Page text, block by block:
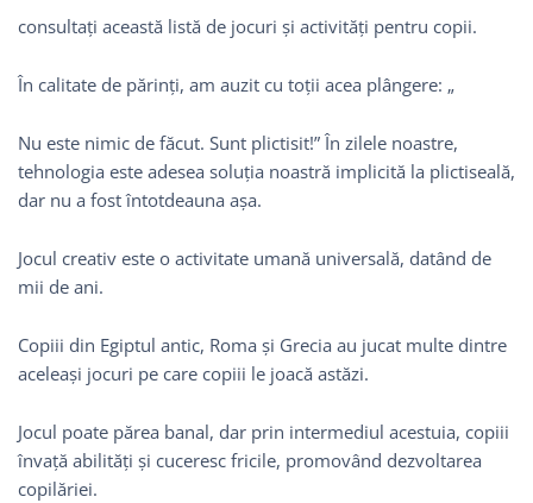
consultați această listă de jocuri și activități pentru copii.
În calitate de părinți, am auzit cu toții acea plângere: „
Nu este nimic de făcut. Sunt plictisit!” În zilele noastre,
tehnologia este adesea soluția noastră implicită la plictiseală,
dar nu a fost întotdeauna așa.
Jocul creativ este o activitate umană universală, datând de
mii de ani.
Copiii din Egiptul antic, Roma și Grecia au jucat multe dintre
aceleași jocuri pe care copiii le joacă astăzi.
Jocul poate părea banal, dar prin intermediul acestuia, copiii
învață abilități și cuceresc fricile, promovând dezvoltarea
copilăriei.